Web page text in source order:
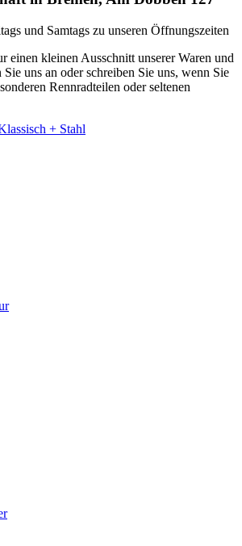
und Samtags zu unseren Öffnungszeiten
einen kleinen Ausschnitt unserer Waren und
uns an oder schreiben Sie uns, wenn Sie
Rennradteilen oder seltenen
+ Stahl